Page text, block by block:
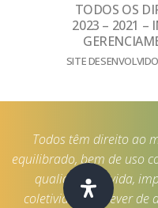
TODOS OS
2023 – 2021 –
SITE
Todos têm direito ao
equilibrado, bem de uso
qualidade de vida,
coletividade o dever de